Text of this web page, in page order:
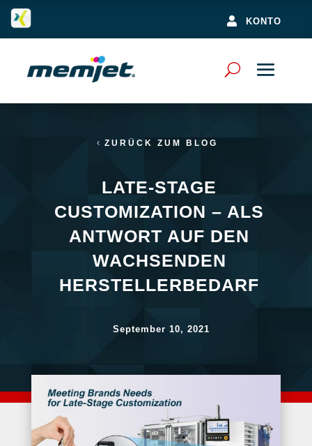
 KONTO
ZURÜCK ZUM BLOG
LATE-STAGE
CUSTOMIZATION – ALS
ANTWORT AUF DEN
WACHSENDEN
HERSTELLERBEDARF
September 10, 2021